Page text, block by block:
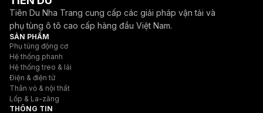
Tiên Du Nha Trang cung cấp các giải pháp vận tải và
phụ tùng ô tô cao cấp hàng đầu Việt Nam.
SẢN PHẨM
Phụ tùng động cơ
Hệ thống phanh
Hệ thống treo & lái
Điện & điện tử
Thân vỏ & nội thất
Lốp & La-zăng
THÔNG TIN